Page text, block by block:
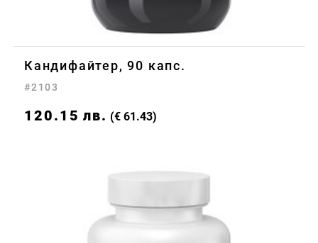
Кандифайтер, 90 капс.
#2103
120.15 лв. (€ 61.43)